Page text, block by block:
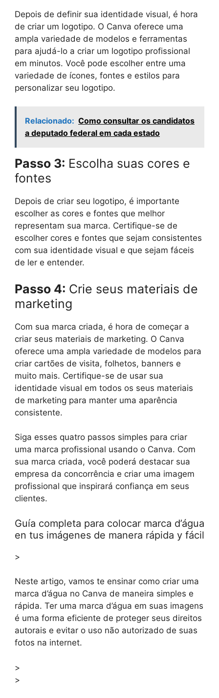
Depois de definir sua identidade visual, é hora
de criar um logotipo. O Canva oferece uma
ampla variedade de modelos e ferramentas
para ajudá-lo a criar um logotipo profissional
em minutos. Você pode escolher entre uma
variedade de ícones, fontes e estilos para
personalizar seu logotipo.
Relacionado: Como consultar os candidatos
a deputado federal em cada estado
Passo 3: Escolha suas cores e
fontes
Depois de criar seu logotipo, é importante
escolher as cores e fontes que melhor
representam sua marca. Certifique-se de
escolher cores e fontes que sejam consistentes
com sua identidade visual e que sejam fáceis
de ler e entender.
Passo 4: Crie seus materiais de
marketing
Com sua marca criada, é hora de começar a
criar seus materiais de marketing. O Canva
oferece uma ampla variedade de modelos para
criar cartões de visita, folhetos, banners e
muito mais. Certifique-se de usar sua
identidade visual em todos os seus materiais
de marketing para manter uma aparência
consistente.
Siga esses quatro passos simples para criar
uma marca profissional usando o Canva. Com
sua marca criada, você poderá destacar sua
empresa da concorrência e criar uma imagem
profissional que inspirará confiança em seus
clientes.
Guía completa para colocar marca d’água
en tus imágenes de manera rápida y fácil
>
Neste artigo, vamos te ensinar como criar uma
marca d’água no Canva de maneira simples e
rápida. Ter uma marca d’água em suas imagens
é uma forma eficiente de proteger seus direitos
autorais e evitar o uso não autorizado de suas
fotos na internet.
>
>